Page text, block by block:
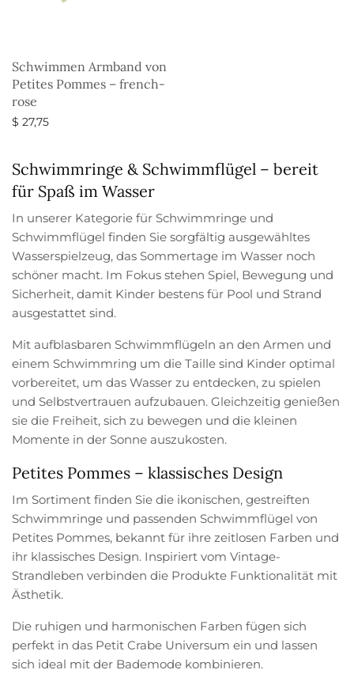
Schwimmen Armband von
Petites Pommes – french-
rose
$ 27,75
Schwimmringe & Schwimmflügel – bereit
für Spaß im Wasser
In unserer Kategorie für Schwimmringe und
Schwimmflügel finden Sie sorgfältig ausgewähltes
Wasserspielzeug, das Sommertage im Wasser noch
schöner macht. Im Fokus stehen Spiel, Bewegung und
Sicherheit, damit Kinder bestens für Pool und Strand
ausgestattet sind.
Mit aufblasbaren Schwimmflügeln an den Armen und
einem Schwimmring um die Taille sind Kinder optimal
vorbereitet, um das Wasser zu entdecken, zu spielen
und Selbstvertrauen aufzubauen. Gleichzeitig genießen
sie die Freiheit, sich zu bewegen und die kleinen
Momente in der Sonne auszukosten.
Petites Pommes – klassisches Design
Im Sortiment finden Sie die ikonischen, gestreiften
Schwimmringe und passenden Schwimmflügel von
Petites Pommes, bekannt für ihre zeitlosen Farben und
ihr klassisches Design. Inspiriert vom Vintage-
Strandleben verbinden die Produkte Funktionalität mit
Ästhetik.
Die ruhigen und harmonischen Farben fügen sich
perfekt in das Petit Crabe Universum ein und lassen
sich ideal mit der Bademode kombinieren.